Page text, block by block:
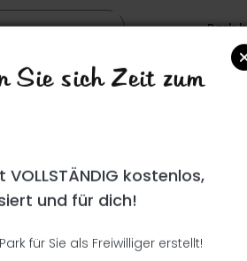
Park
été visité ! À toi de jouer !
Sie sich Zeit zum
VOLLSTÄNDIG kostenlos,
und für dich!
für Sie als Freiwilliger erstellt!